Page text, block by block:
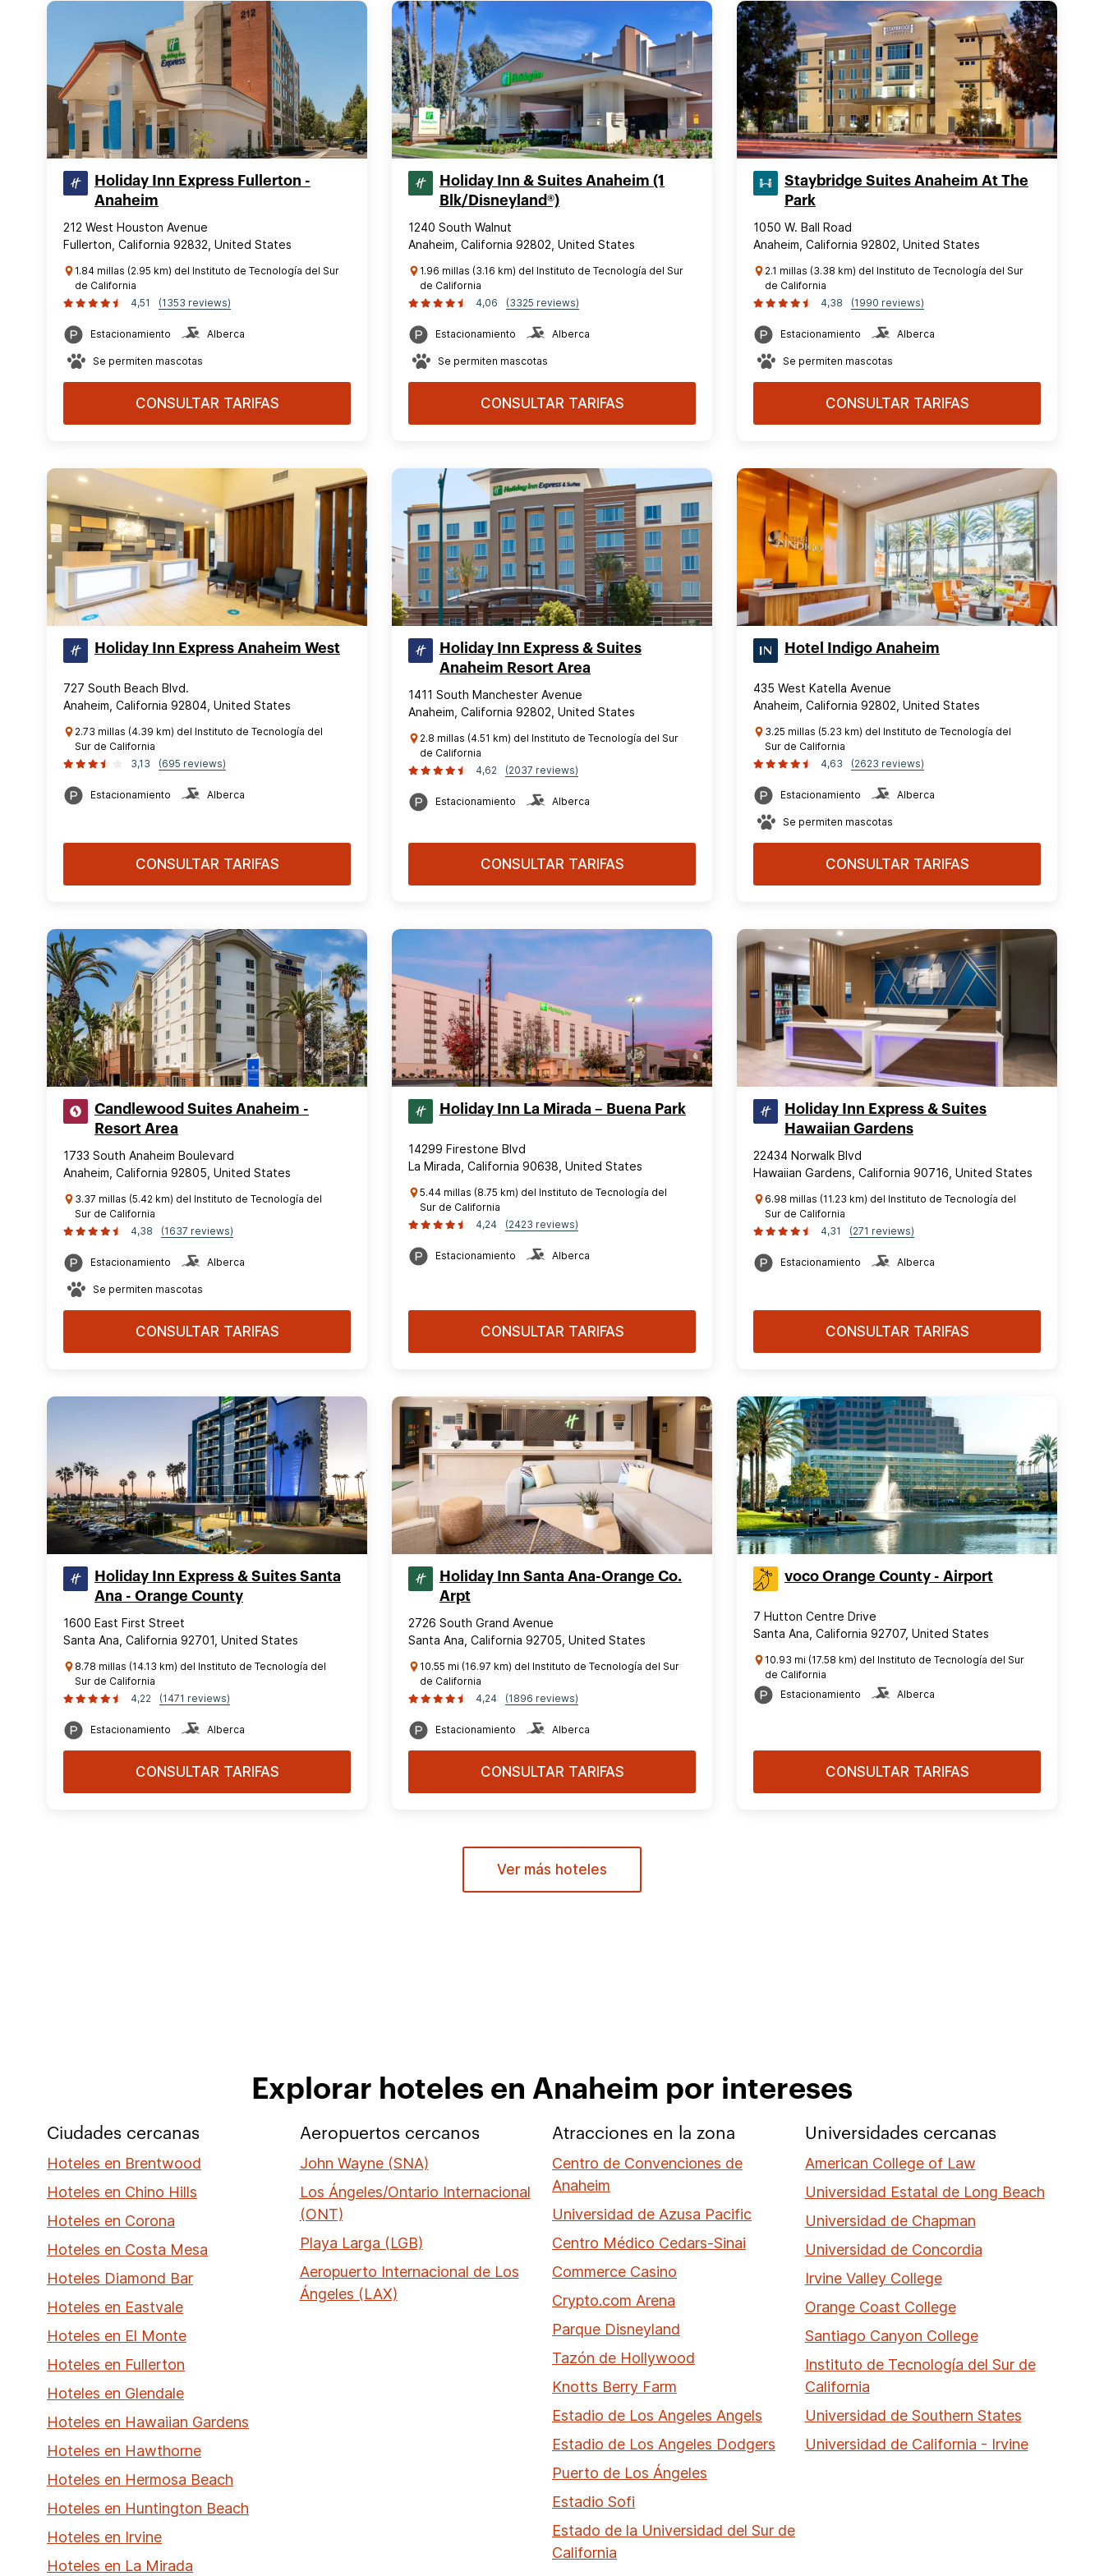
Holiday Inn Express Fullerton -
Anaheim
212 West Houston Avenue
Fullerton, California 92832, United States
1.84 millas (2.95 km) del Instituto de Tecnología del Sur
de California
4,51
(1353 reviews)
Estacionamiento Alberca
Se permiten mascotas
CONSULTAR TARIFAS
Holiday Inn & Suites Anaheim (1
Blk/Disneyland®)
1240 South Walnut
Anaheim, California 92802, United States
1.96 millas (3.16 km) del Instituto de Tecnología del Sur
de California
4,06
(3325 reviews)
Estacionamiento Alberca
Se permiten mascotas
CONSULTAR TARIFAS
Staybridge Suites Anaheim At The
Park
1050 W. Ball Road
Anaheim, California 92802, United States
2.1 millas (3.38 km) del Instituto de Tecnología del Sur
de California
4,38
(1990 reviews)
Estacionamiento Alberca
Se permiten mascotas
CONSULTAR TARIFAS
Holiday Inn Express Anaheim West
727 South Beach Blvd.
Anaheim, California 92804, United States
2.73 millas (4.39 km) del Instituto de Tecnología del
Sur de California
3,13
(695 reviews)
Estacionamiento Alberca
CONSULTAR TARIFAS
Holiday Inn Express & Suites
Anaheim Resort Area
1411 South Manchester Avenue
Anaheim, California 92802, United States
2.8 millas (4.51 km) del Instituto de Tecnología del Sur
de California
4,62
(2037 reviews)
Estacionamiento Alberca
CONSULTAR TARIFAS
Hotel Indigo Anaheim
435 West Katella Avenue
Anaheim, California 92802, United States
3.25 millas (5.23 km) del Instituto de Tecnología del
Sur de California
4,63
(2623 reviews)
Estacionamiento Alberca
Se permiten mascotas
CONSULTAR TARIFAS
Candlewood Suites Anaheim -
Resort Area
1733 South Anaheim Boulevard
Anaheim, California 92805, United States
3.37 millas (5.42 km) del Instituto de Tecnología del
Sur de California
4,38
(1637 reviews)
Estacionamiento Alberca
Se permiten mascotas
CONSULTAR TARIFAS
Holiday Inn La Mirada – Buena Park
14299 Firestone Blvd
La Mirada, California 90638, United States
5.44 millas (8.75 km) del Instituto de Tecnología del
Sur de California
4,24
(2423 reviews)
Estacionamiento Alberca
CONSULTAR TARIFAS
Holiday Inn Express & Suites
Hawaiian Gardens
22434 Norwalk Blvd
Hawaiian Gardens, California 90716, United States
6.98 millas (11.23 km) del Instituto de Tecnología del
Sur de California
4,31
(271 reviews)
Estacionamiento Alberca
CONSULTAR TARIFAS
Holiday Inn Express & Suites Santa
Ana - Orange County
1600 East First Street
Santa Ana, California 92701, United States
8.78 millas (14.13 km) del Instituto de Tecnología del
Sur de California
4,22
(1471 reviews)
Estacionamiento Alberca
CONSULTAR TARIFAS
Holiday Inn Santa Ana-Orange Co.
Arpt
2726 South Grand Avenue
Santa Ana, California 92705, United States
10.55 mi (16.97 km) del Instituto de Tecnología del Sur
de California
4,24
(1896 reviews)
Estacionamiento Alberca
CONSULTAR TARIFAS
voco Orange County - Airport
7 Hutton Centre Drive
Santa Ana, California 92707, United States
10.93 mi (17.58 km) del Instituto de Tecnología del Sur
de California
Estacionamiento
Alberca
CONSULTAR TARIFAS
Ver más hoteles
Explorar hoteles en Anaheim por intereses
Ciudades cercanas
Hoteles en Brentwood
Hoteles en Chino Hills
Hoteles en Corona
Hoteles en Costa Mesa
Hoteles Diamond Bar
Hoteles en Eastvale
Hoteles en El Monte
Hoteles en Fullerton
Hoteles en Glendale
Hoteles en Hawaiian Gardens
Hoteles en Hawthorne
Hoteles en Hermosa Beach
Hoteles en Huntington Beach
Hoteles en Irvine
Hoteles en La Mirada
Aeropuertos cercanos
John Wayne (SNA)
Los Ángeles/Ontario Internacional
(ONT)
Playa Larga (LGB)
Aeropuerto Internacional de Los
Ángeles (LAX)
Atracciones en la zona
Centro de Convenciones de
Anaheim
Universidad de Azusa Pacific
Centro Médico Cedars-Sinai
Commerce Casino
Crypto.com Arena
Parque Disneyland
Tazón de Hollywood
Knotts Berry Farm
Estadio de Los Angeles Angels
Estadio de Los Angeles Dodgers
Puerto de Los Ángeles
Estadio Sofi
Estado de la Universidad del Sur de
California
Universidades cercanas
American College of Law
Universidad Estatal de Long Beach
Universidad de Chapman
Universidad de Concordia
Irvine Valley College
Orange Coast College
Santiago Canyon College
Instituto de Tecnología del Sur de
California
Universidad de Southern States
Universidad de California - Irvine